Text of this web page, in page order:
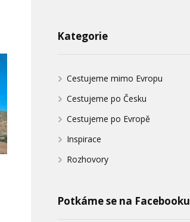
Kategorie
Cestujeme mimo Evropu
Cestujeme po Česku
Cestujeme po Evropě
Inspirace
Rozhovory
Potkáme se na Facebooku